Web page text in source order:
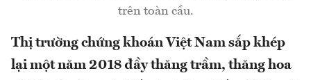
trên toàn cầu.
Thị trường chứng khoán Việt Nam sắp khép
lại một năm 2018 đầy thăng trầm, thăng hoa